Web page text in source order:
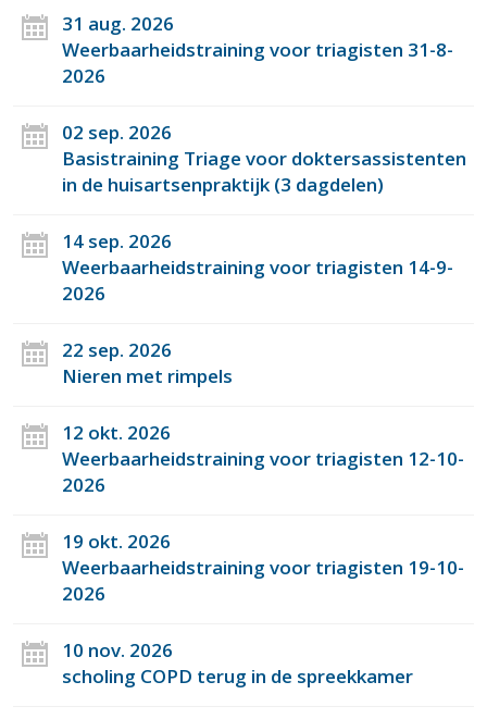
31 aug. 2026
Weerbaarheidstraining voor triagisten 31-8-
2026
02 sep. 2026
Basistraining Triage voor doktersassistenten
in de huisartsenpraktijk (3 dagdelen)
14 sep. 2026
Weerbaarheidstraining voor triagisten 14-9-
2026
22 sep. 2026
Nieren met rimpels
12 okt. 2026
Weerbaarheidstraining voor triagisten 12-10-
2026
19 okt. 2026
Weerbaarheidstraining voor triagisten 19-10-
2026
10 nov. 2026
scholing COPD terug in de spreekkamer